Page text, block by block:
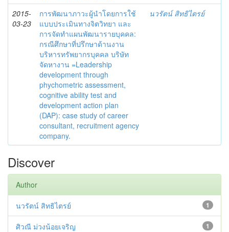
2015-
03-23
การพัฒนาภาวะผู้นำโดยการใช้
แบบประเมินทางจิตวิทยา และ
การจัดทำแผนพัฒนารายบุคคล:
กรณีศึกษาที่ปรึกษาด้านงาน
บริหารทรัพยากรบุคคล บริษัท
จัดหางาน =Leadership
development through
phychometric assessment,
cognitive ability test and
development action plan
(DAP): case study of career
consultant, recruitment agency
company.
นวรัตน์ สิทธิไตรย์
Discover
Author
1
นวรัตน์ สิทธิไตรย์
1
ศิวณี ม่วงน้อยเจริญ